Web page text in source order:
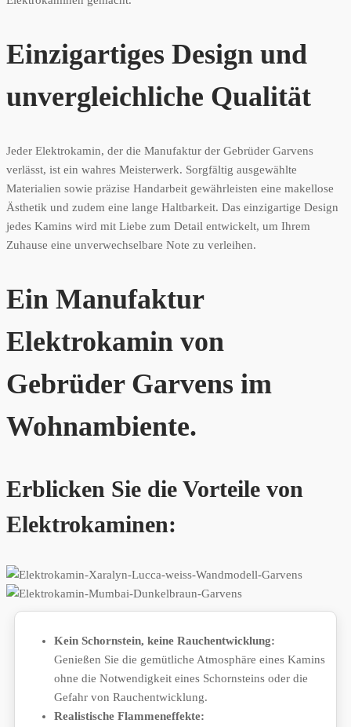
Einzigartiges Design und
unvergleichliche Qualität
Jeder Elektrokamin, der die Manufaktur der Gebrüder Garvens
verlässt, ist ein wahres Meisterwerk. Sorgfältig ausgewählte
Materialien sowie präzise Handarbeit gewährleisten eine makellose
Ästhetik und zudem eine lange Haltbarkeit. Das einzigartige Design
jedes Kamins wird mit Liebe zum Detail entwickelt, um Ihrem
Zuhause eine unverwechselbare Note zu verleihen.
Ein Manufaktur
Elektrokamin von
Gebrüder Garvens im
Wohnambiente.
Erblicken Sie die Vorteile von
Elektrokaminen:
Kein Schornstein, keine Rauchentwicklung:
Genießen Sie die gemütliche Atmosphäre eines Kamins
ohne die Notwendigkeit eines Schornsteins oder die
Gefahr von Rauchentwicklung.
Realistische Flammeneffekte: